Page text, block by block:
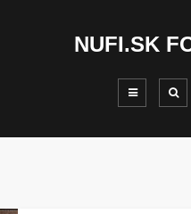
NUFI.SK